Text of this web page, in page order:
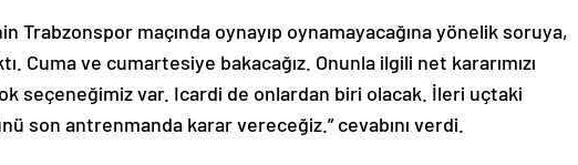
Trabzonspor maçında oynayıp oynamayacağına yönelik soruya,
Cuma ve cumartesiye bakacağız. Onunla ilgili net kararımızı
seçeneğimiz var. Icardi de onlardan biri olacak. İleri uçtaki
son antrenmanda karar vereceğiz.” cevabını verdi.